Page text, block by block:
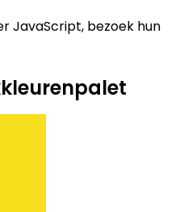
JavaScript, bezoek hun